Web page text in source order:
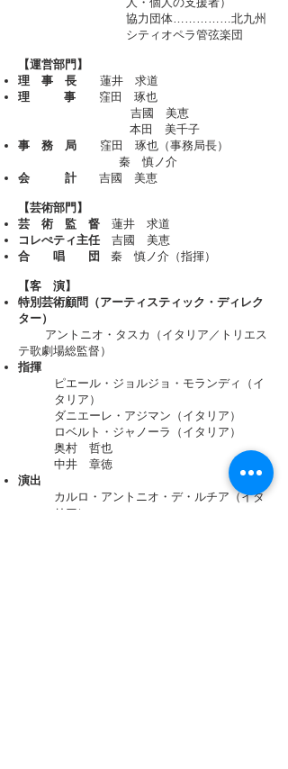
協力団体……………北九州
シティオペラ管弦楽団
【運営部門】
理 事 長 蓮井 求道
理 事 窪田 琢也
吉國 美恵
本田 美千子
事 務 局 窪田 琢也（事務局長）
秦 慎ノ介
​会 計吉國 美恵
【芸術部門】
芸 術 監 督 蓮井 求道
コレぺティ主任 吉國 美恵
合 唱 団
秦 慎ノ介（指揮）
【客 演】
特別芸術顧問（アーティスティック・ディレク
ター）
アントニオ・タスカ（イタリア／トリエス
テ歌劇場総監督）
指揮
ピエール・ジョルジョ・モランディ（イ
タリア）
ダニエーレ・アジマン（イタリア）
ロベルト・ジャノーラ（イタリア）
奥村 哲也
中井 章徳
演出
カルロ・アントニオ・デ・ルチア（イタ
リア）